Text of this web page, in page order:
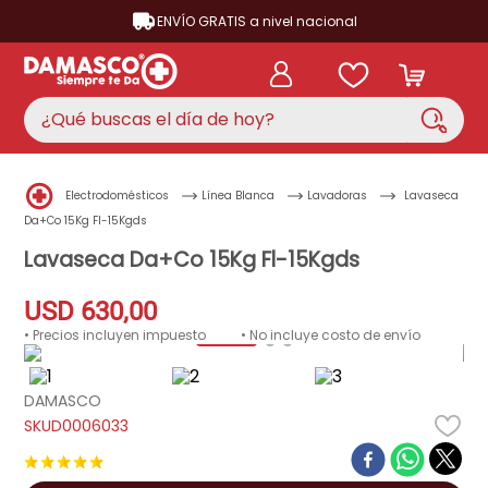
ENVÍO GRATIS a nivel nacional
¿Qué buscas el día de hoy?
Electrodomésticos Línea Blanca Lavadoras
Lavaseca
Da+Co 15Kg Fl-15Kgds
Lavaseca Da+Co 15Kg Fl-15Kgds
USD 630,00
• Precios incluyen impuesto • No incluye costo de envío
DAMASCO
D0006033
★★★★★
TÉRMINOS MÁS BUSCADOS
1. aire acondicionado
2. nevera
4. cocina
5
6. neveras